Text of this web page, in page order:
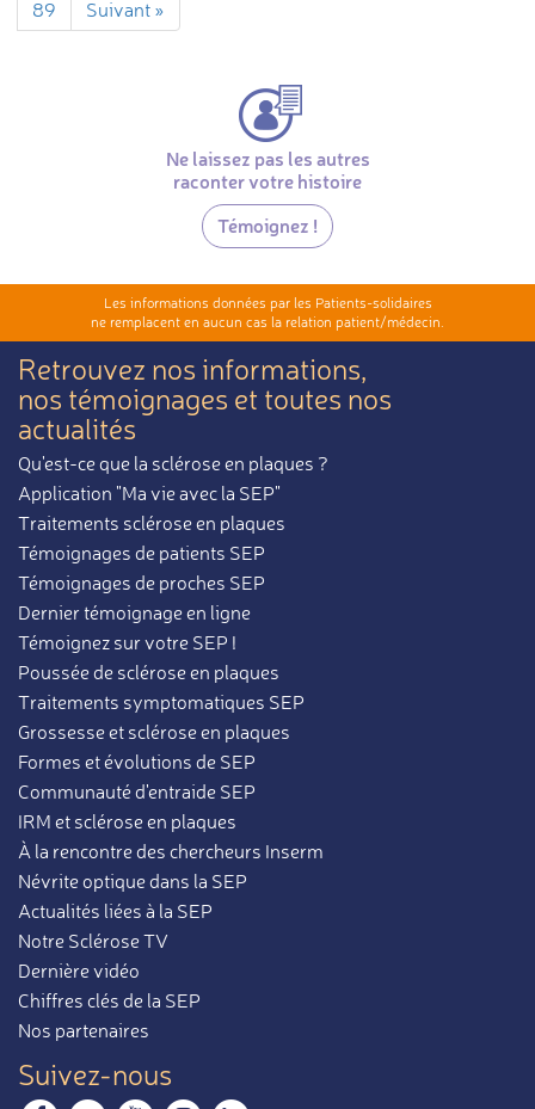
89
Suivant »
Ne laissez pas les autres
raconter votre histoire
Témoignez !
Les informations données par les Patients-solidaires
ne remplacent en aucun cas la relation patient/médecin.
Retrouvez nos informations,
nos témoignages et toutes nos
actualités
Qu'est-ce que la sclérose en plaques ?
Application "Ma vie avec la SEP"
Traitements sclérose en plaques
Témoignages de patients SEP
Témoignages de proches SEP
Dernier témoignage en ligne
Témoignez sur votre SEP !
Poussée de sclérose en plaques
Traitements symptomatiques SEP
Grossesse et sclérose en plaques
Formes et évolutions de SEP
Communauté d'entraide SEP
IRM et sclérose en plaques
À la rencontre des chercheurs Inserm
Névrite optique dans la SEP
Actualités liées à la SEP
Notre Sclérose TV
Dernière vidéo
Chiffres clés de la SEP
Nos partenaires
Suivez-nous